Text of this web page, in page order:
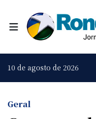
10 de agosto de 2026
Geral